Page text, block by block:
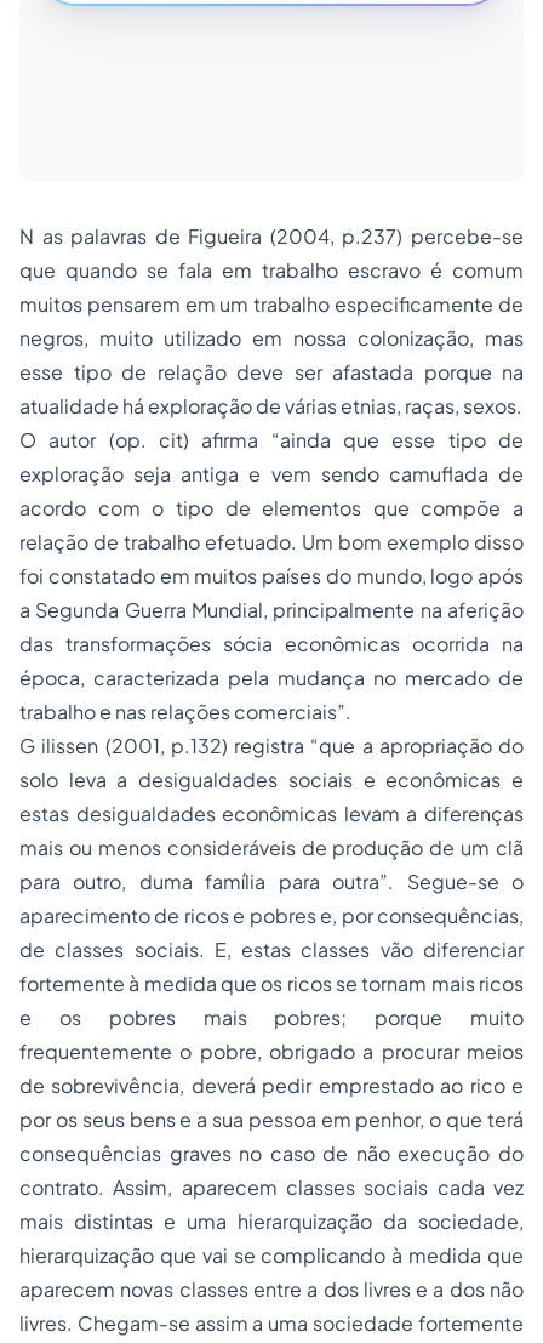
N as palavras de Figueira (2004, p.237) percebe-se
que quando se fala em trabalho escravo é comum
muitos pensarem em um trabalho especificamente de
negros, muito utilizado em nossa colonização, mas
esse tipo de relação deve ser afastada porque na
atualidade há exploração de várias etnias, raças, sexos.
O autor (op. cit) afirma “ainda que esse tipo de
exploração seja antiga e vem sendo camuflada de
acordo com o tipo de elementos que compõe a
relação de trabalho efetuado. Um bom exemplo disso
foi constatado em muitos países do mundo, logo após
a Segunda Guerra Mundial, principalmente na aferição
das transformações sócia econômicas ocorrida na
época, caracterizada pela mudança no mercado de
trabalho e nas relações comerciais”.
G ilissen (2001, p.132) registra “que a apropriação do
solo leva a desigualdades sociais e econômicas e
estas desigualdades econômicas levam a diferenças
mais ou menos consideráveis de produção de um clã
para outro, duma família para outra”. Segue-se o
aparecimento de ricos e pobres e, por consequências,
de classes sociais. E, estas classes vão diferenciar
fortemente à medida que os ricos se tornam mais ricos
e os pobres mais pobres; porque muito
frequentemente o pobre, obrigado a procurar meios
de sobrevivência, deverá pedir emprestado ao rico e
por os seus bens e a sua pessoa em penhor, o que terá
consequências graves no caso de não execução do
contrato. Assim, aparecem classes sociais cada vez
mais distintas e uma hierarquização da sociedade,
hierarquização que vai se complicando à medida que
aparecem novas classes entre a dos livres e a dos não
livres. Chegam-se assim a uma sociedade fortemente